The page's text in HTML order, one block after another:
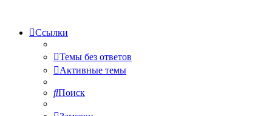
Ссылки
Темы без ответов
Активные темы
Поиск